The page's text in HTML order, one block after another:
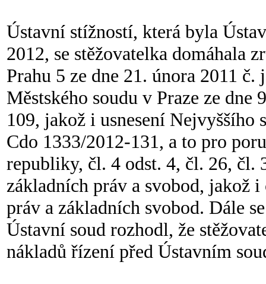
Ústavní stížností, která byla
2012, se stěžovatelka domáhala
Prahu 5 ze dne 21. února 2011
Městského soudu v Praze ze
109, jakož i usnesení Nejvyššího
Cdo 1333/2012-131, a to pro
republiky, čl. 4 odst. 4, čl. 26, čl.
základních práv a svobod, jakož
práv a základních svobod. Dále
Ústavní soud rozhodl, že
nákladů řízení před Ústavním